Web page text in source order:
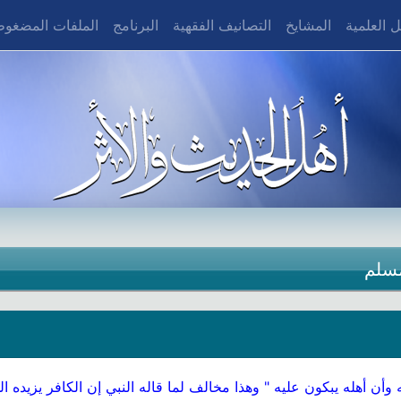
العلمية المشايخ التصانيف الفقهية البرنامج الملفات
يبكون عليه " وهذا مخالف لما قاله النبي إن الكافر يزيده